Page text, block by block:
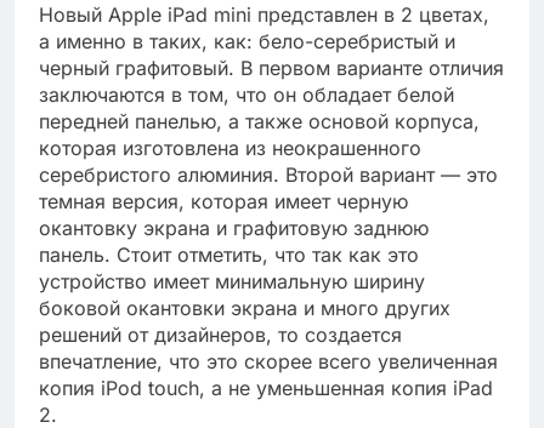
Новый Apple iPad mini представлен в 2 цветах,
а именно в таких, как: бело-серебристый и
черный графитовый. В первом варианте отличия
заключаются в том, что он обладает белой
передней панелью, а также основой корпуса,
которая изготовлена из неокрашенного
серебристого алюминия. Второй вариант — это
темная версия, которая имеет черную
окантовку экрана и графитовую заднюю
панель. Стоит отметить, что так как это
устройство имеет минимальную ширину
боковой окантовки экрана и много других
решений от дизайнеров, то создается
впечатление, что это скорее всего увеличенная
копия iPod touch, а не уменьшенная копия iPad
2.